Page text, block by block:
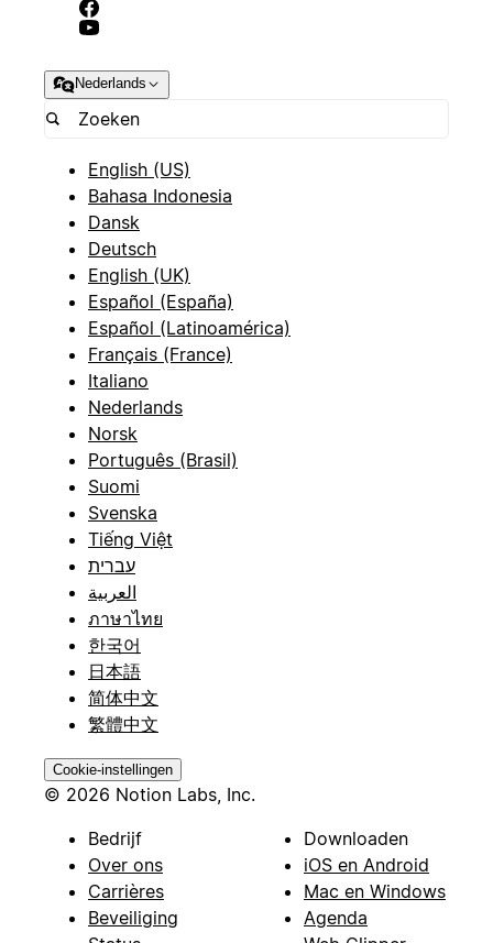
Nederlands
English (US)
Bahasa Indonesia
Dansk
Deutsch
English (UK)
Español (España)
Español (Latinoamérica)
Français (France)
Italiano
Nederlands
Norsk
Português (Brasil)
Suomi
Svenska
Tiếng Việt
עברית
العربية
ภาษาไทย
한국어
日本語
简体中文
繁體中文
Cookie-instellingen
© 2026 Notion Labs, Inc.
Bedrijf
Over ons
Carrières
Beveiliging
Downloaden
iOS en Android
Mac en Windows
Agenda